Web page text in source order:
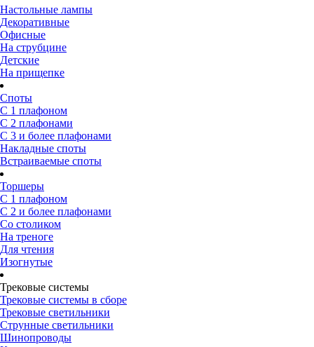
Настольные лампы
Декоративные
Офисные
На струбцине
Детские
На прищепке
Споты
С 1 плафоном
С 2 плафонами
С 3 и более плафонами
Накладные споты
Встраиваемые споты
Торшеры
С 1 плафоном
С 2 и более плафонами
Со столиком
На треноге
Для чтения
Изогнутые
Трековые системы
Трековые системы в сборе
Трековые светильники
Струнные светильники
Шинопроводы